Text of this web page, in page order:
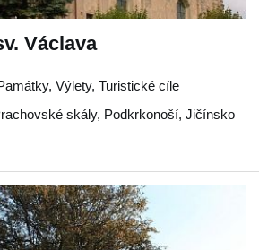
Václava
Výlety, Turistické cíle
skály, Podkrkonoší, Jičínsko